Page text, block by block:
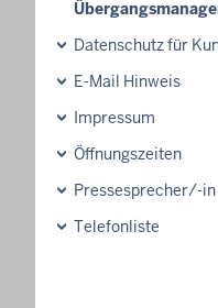
Datenschutz für
E-Mail Hinweis
Impressum
Öffnungszeiten
Pressesprecher/-in
Telefonliste